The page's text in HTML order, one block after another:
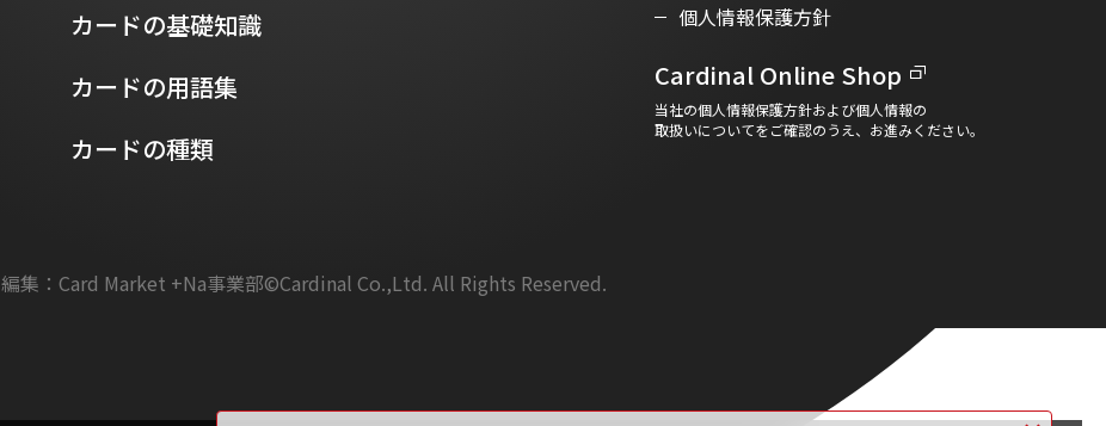
カードの基礎知識
カードの用語集
カードの種類
個人情報保護方針
Cardinal Online Shop
当社の個人情報保護方針および個人情報の
取扱いについてをご確認のうえ、お進みください。
編集：Card Market +Na事業部©Cardinal Co.,Ltd. All Rights Reserved.